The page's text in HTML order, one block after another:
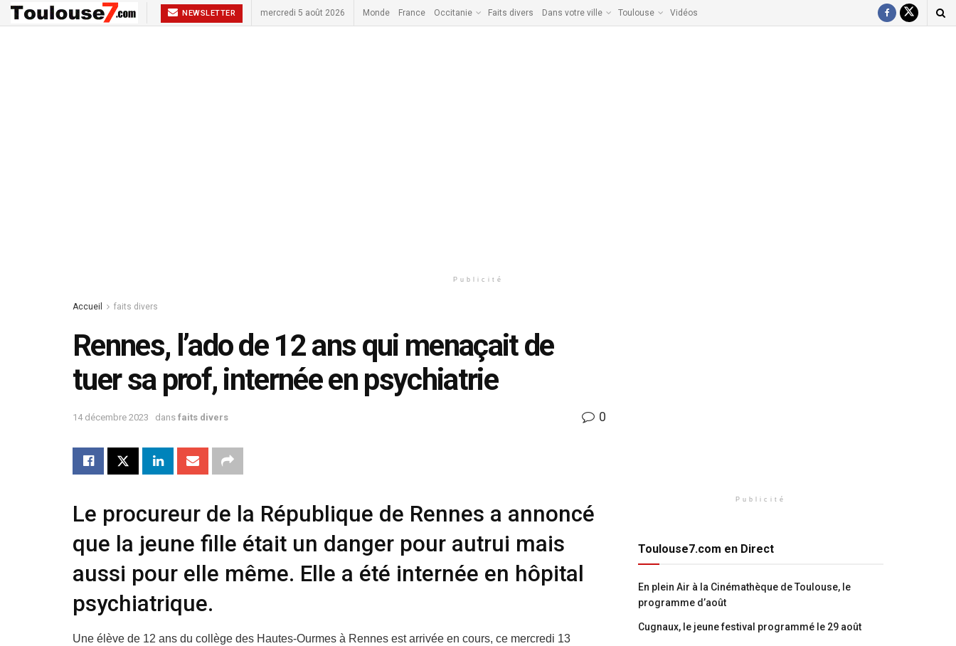
NEWSLETTER mercredi 5 août 2026 Monde France Occitanie Faits divers Dans votre ville Toulouse Vidéos
Publicité
Accueil faits divers
Rennes, l’ado de 12 ans qui menaçait de
tuer sa prof, internée en psychiatrie
14 décembre 2023 dans faits divers 0
Le procureur de la République de Rennes a annoncé
que la jeune fille était un danger pour autrui mais
aussi pour elle même. Elle a été internée en hôpital
psychiatrique.
Une élève de 12 ans du collège des Hautes-Ourmes à Rennes est arrivée en cours, ce mercredi 13
Publicité
Toulouse7.com en Direct
En plein Air à la Cinémathèque de Toulouse, le
programme d’août
Cugnaux, le jeune festival programmé le 29 août